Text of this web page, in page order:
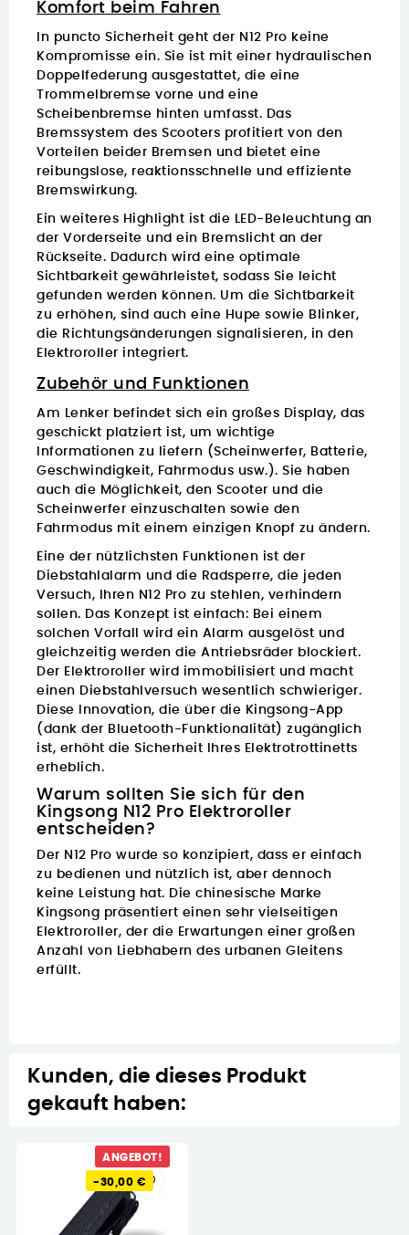
Komfort beim Fahren
In puncto Sicherheit geht der N12 Pro keine
Kompromisse ein. Sie ist mit einer hydraulischen
Doppelfederung ausgestattet, die eine
Trommelbremse vorne und eine
Scheibenbremse hinten umfasst. Das
Bremssystem des Scooters profitiert von den
Vorteilen beider Bremsen und bietet eine
reibungslose, reaktionsschnelle und effiziente
Bremswirkung.
Ein weiteres Highlight ist die LED-Beleuchtung an
der Vorderseite und ein Bremslicht an der
Rückseite. Dadurch wird eine optimale
Sichtbarkeit gewährleistet, sodass Sie leicht
gefunden werden können. Um die Sichtbarkeit
zu erhöhen, sind auch eine Hupe sowie Blinker,
die Richtungsänderungen signalisieren, in den
Elektroroller integriert.
Zubehör und Funktionen
Am Lenker befindet sich ein großes Display, das
geschickt platziert ist, um wichtige
Informationen zu liefern (Scheinwerfer, Batterie,
Geschwindigkeit, Fahrmodus usw.). Sie haben
auch die Möglichkeit, den Scooter und die
Scheinwerfer einzuschalten sowie den
Fahrmodus mit einem einzigen Knopf zu ändern.
Eine der nützlichsten Funktionen ist der
Diebstahlalarm und die Radsperre, die jeden
Versuch, Ihren N12 Pro zu stehlen, verhindern
sollen. Das Konzept ist einfach: Bei einem
solchen Vorfall wird ein Alarm ausgelöst und
gleichzeitig werden die Antriebsräder blockiert.
Der Elektroroller wird immobilisiert und macht
einen Diebstahlversuch wesentlich schwieriger.
Diese Innovation, die über die Kingsong-App
(dank der Bluetooth-Funktionalität) zugänglich
ist, erhöht die Sicherheit Ihres Elektrotrottinetts
erheblich.
Warum sollten Sie sich für den
Kingsong N12 Pro Elektroroller
entscheiden?
Der N12 Pro wurde so konzipiert, dass er einfach
zu bedienen und nützlich ist, aber dennoch
keine Leistung hat. Die chinesische Marke
Kingsong präsentiert einen sehr vielseitigen
Elektroroller, der die Erwartungen einer großen
Anzahl von Liebhabern des urbanen Gleitens
erfüllt.
Kunden, die dieses Produkt
gekauft haben:
ANGEBOT!
-30,00 €